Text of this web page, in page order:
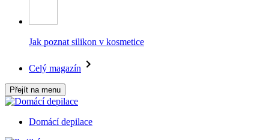
Jak poznat silikon v kosmetice
Celý magazín
Přejít na menu
Domácí depilace